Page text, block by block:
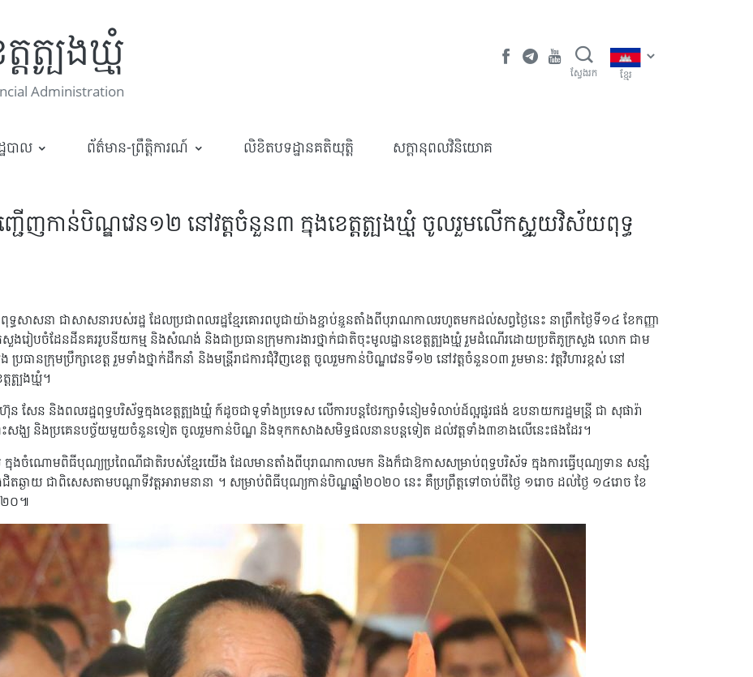
តត្បូងឃ្មុំ
Administration
ស្វែងរក ខ្មែរ
ឋបាល ព័ត៌មាន-ព្រឹត្តិការណ៍ លិខិតបទដ្ឋានគតិយុត្តិ ​សក្តានុពលវិនិយោគ
ញ្ជើញកាន់បិណ្ឌវេន១២ នៅវត្តចំនួន៣ ក្នុងខេត្តត្បូងឃ្មុំ ចូលរួមលើកស្ទួយវិស័យពុទ្ធ
សាសនា ជាសាសនារបស់រដ្ឋ ដែលប្រជាពលរដ្ឋខ្មែរគោរពបូជាយ៉ាងខ្ជាប់ខ្ជួនតាំងពីបុរាណកាលរហូតមកដល់សព្វថ្ងៃនេះ នាព្រឹកថ្ងៃទី១៤ ខែកញ្ញា
រីក្រសួងរៀបចំដែនដីនគររូបនីយកម្ម និងសំណង់ និងជាប្រធានក្រុមការងារថ្នាក់ជាតិចុះមូលដ្ឋានខេត្តត្បូងឃ្មុំ រួមដំណើរដោយប្រតិភូក្រសួង លោក ជាម
នក្រុមប្រឹក្សាខេត្ត រួមទាំងថ្នាក់ដឹកនាំ និងមន្ត្រីរាជការជុំវិញខេត្ត ចូលរួមកាន់បិណ្ឌវេនទី១២ នៅវត្តចំនួន០៣ រួមមាន: វត្តវិហារខ្ពស់ នៅ
តត្បូងឃ្មុំ។
សែន និងពលរដ្ឋពុទ្ធបរិស័ទ្ធក្នុងខេត្តត្បូងឃ្មុំ ក៍ដូចជាទូទាំងប្រទេស លើការបន្តថែរក្សាទំនៀមទំលាប់ដ៍ល្អផូរផង់ ឧបនាយករដ្ឋមន្ត្រី ជា សុផារ៉ា
សង្ឃ និងប្រគេនបច្ច័យមួយចំនួនទៀត ចូលរួមកាន់បិណ្ឌ និងទុកកសាងសមិទ្ធផលនានបន្តទៀត ដល់វត្តទាំង៣ខាងលើនេះផងដែរ។
ងចំណោមពិធីបុណ្យប្រពៃណីជាតិរបស់ខ្មែរយើង ដែលមានតាំងពីបុរាណកាលមក និងក៏ជាឱកាសសម្រាប់ពុទ្ធបរិស័ទ ក្នុងការធ្វើបុណ្យទាន សន្សំ
ងាយ ជាពិសេសតាមបណ្ដាទីវត្តអារាមនានា ។ សម្រាប់ពិធីបុណ្យកាន់បិណ្ឌឆ្នាំ២០២០ នេះ គឺប្រព្រឹត្តទៅចាប់ពីថ្ងៃ ១រោច ដល់ថ្ងៃ ១៤រោច ខែ
២០៕